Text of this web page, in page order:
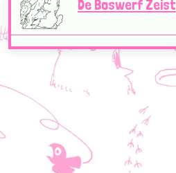
De Boswerf Zeist